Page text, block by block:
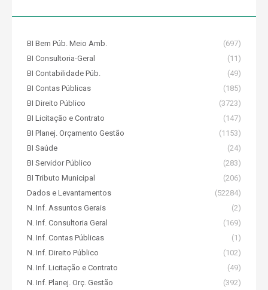
BI Bem Púb. Meio Amb.
(697)
BI Consultoria-Geral
(11)
BI Contabilidade Púb.
(49)
BI Contas Públicas
(185)
BI Direito Público
(3723)
BI Licitação e Contrato
(147)
BI Planej. Orçamento Gestão
(1153)
BI Saúde
(24)
BI Servidor Público
(283)
BI Tributo Municipal
(206)
Dados e Levantamentos
(52284)
N. Inf. Assuntos Gerais
(2)
N. Inf. Consultoria Geral
(169)
N. Inf. Contas Públicas
(1)
N. Inf. Direito Público
(102)
N. Inf. Licitação e Contrato
(49)
N. Inf. Planej. Orç. Gestão
(392)